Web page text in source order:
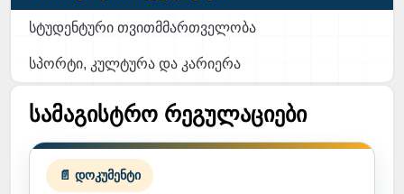
სამაგისტრო რეგულაციები
📄 დოკუმენტი
სტუდენტური თვითმმართველობა
სპორტი, კულტურა და კარიერა